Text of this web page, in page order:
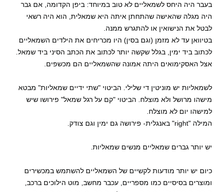
בעבר היה היחס לשמאליים לא טוב במיוחד: ביפן הקדומה, אם גבר
היה מגלה שהאישה שהתחתן איתה היא שמאלית, הוא היה רשאי
לבטל את הנישואין או להתגרש ממנה.
בטיוואן עד לא מזמן (וגם בסין) היו מכריחים את הילדים השמאליים
לכתוב ביד ימין, בגלל שקשה יותר לכתוב את הכתב הסיני ביד שמאל.
אצל האסקימואים היתה אמונה שהשמאליים הם מכשפים.
לשמאליות יש מוניטין די שלילי. הביטוי "שתי ידיים שמאליות" מבטא
מישהו מרושל ולא מוצלח. הביטוי "קם על רגל שמאל" פירושו שיש
למישהו יום לא מוצלח.
המילה "right" באנגלית- פירושה גם ימין וגם צודק.
יש יותר גברים שמאליים מנשים שמאליות.
כיום יש יותר מודעות לקשיים של השמאליים להשתמש במכשירים
ומוצרים בסיסיים כמו מספריים, עכבר מחשב, מוט הילוכים ברכב,